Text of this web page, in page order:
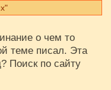
о чем то
теме писал. Эта
Поиск по сайту